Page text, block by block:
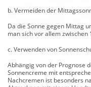
b. Vermeiden der
Da die Sonne gegen Mittag
man sich vor allem
c. Verwenden von
Abhängig von der Prognose
Sonnencreme mit
Nachcremen ist besonders